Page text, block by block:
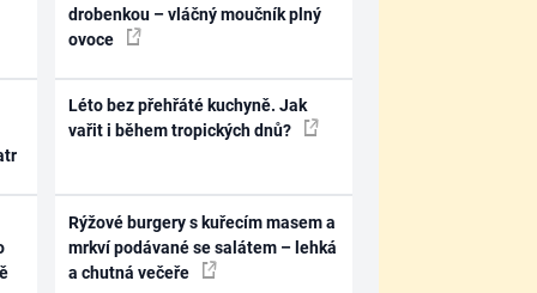
drobenkou – vláčný moučník plný
ovoce
Léto bez přehřáté kuchyně. Jak
vařit i během tropických dnů?
Rýžové burgery s kuřecím masem a
mrkví podávané se salátem – lehká
a chutná večeře